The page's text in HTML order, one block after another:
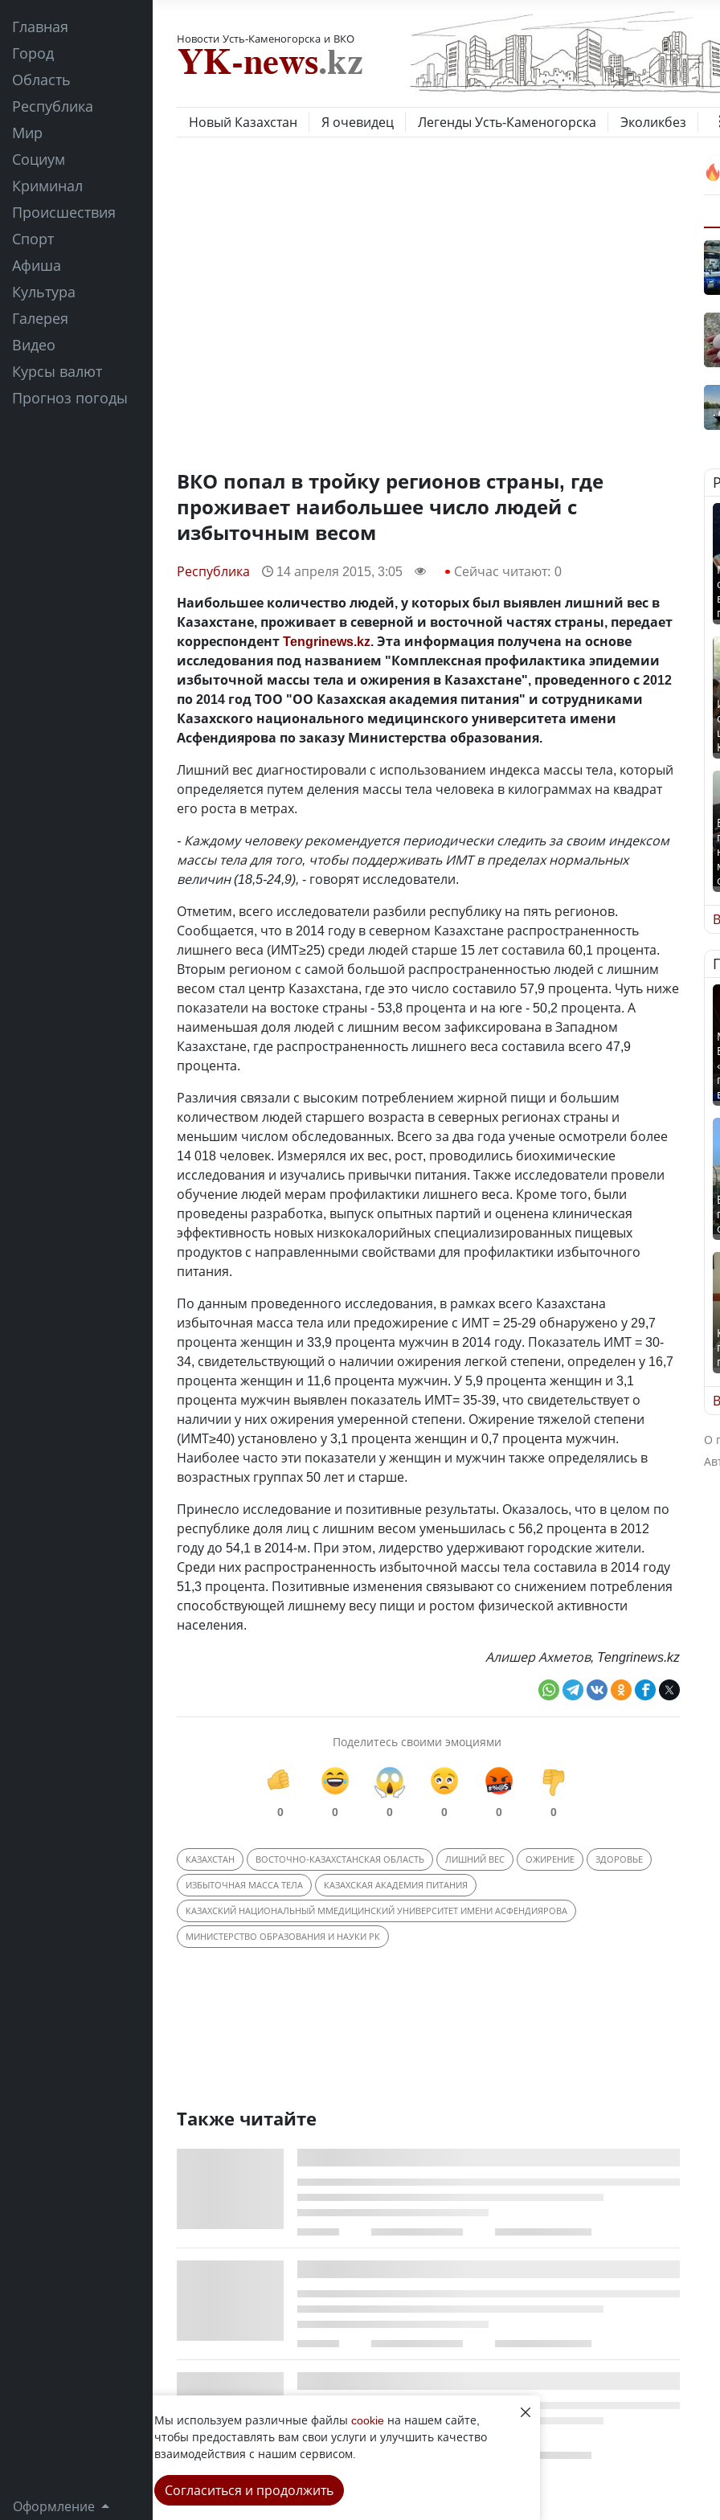
Главная
Город
Область
Республика
Мир
Социум
Криминал
Происшествия
Спорт
Афиша
Культура
Галерея
Видео
Курсы валют
Прогноз погоды
Оформление
Новости Усть-Каменогорска и ВКО
Новый Казахстан Я очевидец Легенды Усть-Каменогорска Эколикбез
ВКО попал в тройку регионов страны, где
проживает наибольшее число людей с
избыточным весом
Республика 14 апреля 2015, 3:05 Сейчас читают: 0
Наибольшее количество людей, у которых был выявлен лишний вес в
Казахстане, проживает в северной и восточной частях страны, передает
корреспондентTengrinews.kz. Эта информация получена на основе
исследования под названием "Комплексная профилактика эпидемии
избыточной массы тела и ожирения в Казахстане", проведенного с 2012
по 2014 год ТОО "ОО Казахская академия питания" и сотрудниками
Казахского национального медицинского университета имени
Асфендиярова по заказу Министерства образования.
Лишний вес диагностировали с использованием индекса массы тела, который
определяется путем деления массы тела человека в килограммах на квадрат
его роста в метрах.
- Каждому человеку рекомендуется периодически следить за своим индексом
массы тела для того, чтобы поддерживать ИМТ в пределах нормальных
величин (18,5-24,9), - говорят исследователи.
Отметим, всего исследователи разбили республику на пять регионов.
Сообщается, что в 2014 году в северном Казахстане распространенность
лишнего веса (ИМТ≥25) среди людей старше 15 лет составила 60,1 процента.
Вторым регионом с самой большой распространенностью людей с лишним
весом стал центр Казахстана, где это число составило 57,9 процента. Чуть ниже
показатели на востоке страны - 53,8 процента и на юге - 50,2 процента. А
наименьшая доля людей с лишним весом зафиксирована в Западном
Казахстане, где распространенность лишнего веса составила всего 47,9
процента.
Различия связали с высоким потреблением жирной пищи и большим
количеством людей старшего возраста в северных регионах страны и
меньшим числом обследованных. Всего за два года ученые осмотрели более
14 018 человек. Измерялся их вес, рост, проводились биохимические
исследования и изучались привычки питания. Также исследователи провели
обучение людей мерам профилактики лишнего веса. Кроме того, были
проведены разработка, выпуск опытных партий и оценена клиническая
эффективность новых низкокалорийных специализированных пищевых
продуктов с направленными свойствами для профилактики избыточного
питания.
По данным проведенного исследования, в рамках всего Казахстана
избыточная масса тела или предожирение с ИМТ = 25-29 обнаружено у 29,7
процента женщин и 33,9 процента мужчин в 2014 году. Показатель ИМТ = 30-
34, свидетельствующий о наличии ожирения легкой степени, определен у 16,7
процента женщин и 11,6 процента мужчин. У 5,9 процента женщин и 3,1
процента мужчин выявлен показатель ИМТ= 35-39, что свидетельствует о
наличии у них ожирения умеренной степени. Ожирение тяжелой степени
(ИМТ≥40) установлено у 3,1 процента женщин и 0,7 процента мужчин.
Наиболее часто эти показатели у женщин и мужчин также определялись в
возрастных группах 50 лет и старше.
Принесло исследование и позитивные результаты. Оказалось, что в целом по
республике доля лиц с лишним весом уменьшилась с 56,2 процента в 2012
году до 54,1 в 2014-м. При этом, лидерство удерживают городские жители.
Среди них распространенность избыточной массы тела составила в 2014 году
51,3 процента. Позитивные изменения связывают со снижением потребления
способствующей лишнему весу пищи и ростом физической активности
населения.
Алишер Ахметов, Tengrinews.kz
Поделитесь своими эмоциями
0 0 0 0 0 0
КАЗАХСТАН ВОСТОЧНО-КАЗАХСТАНСКАЯ ОБЛАСТЬ ЛИШНИЙ ВЕС ОЖИРЕНИЕ ЗДОРОВЬЕ
ИЗБЫТОЧНАЯ МАССА ТЕЛА КАЗАХСКАЯ АКАДЕМИЯ ПИТАНИЯ
КАЗАХСКИЙ НАЦИОНАЛЬНЫЙ ММЕДИЦИНСКИЙ УНИВЕРСИТЕТ ИМЕНИ АСФЕНДИЯРОВА
МИНИСТЕРСТВО ОБРАЗОВАНИЯ И НАУКИ РК
Также читайте
О
Мы используем различные файлы cookie на нашем сайте,
чтобы предоставлять вам свои услуги и улучшить качество
взаимодействия с нашим сервисом.
Согласиться и продолжить